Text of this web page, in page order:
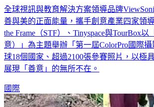
全球視訊與教育解決方案領導品牌
善與美的正面能量，攜手創意產業四家領
the Frame（STF）、Tinyspace與TourBox以
意）」為主題舉辦「第一屆ColorPro國際
球18個國家、超過2100張參賽照片，以極
展現「善意」的無所不在。
國際